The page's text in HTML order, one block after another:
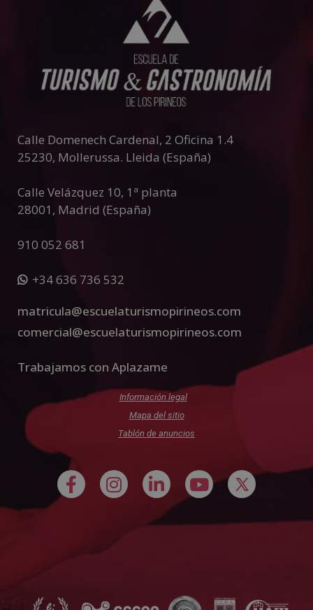
Calle Domenech Cardenal, 2 Oficina 1.4
25230, Mollerussa. Lleida (España)
Calle Velázquez 10, 1ª planta
28001 , Madrid (España)
910 052 681
+34 636 736 532
matricula@escuelaturismopirineos.com
comercial@escuelaturismopirineos.com
Trabajamos con Aplazame
Información legal
Mapa del sitio
Tablón de anuncios